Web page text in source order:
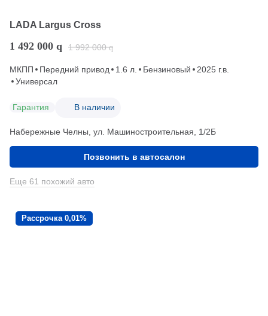
LADA Largus Cross
1 492 000 q 1 992 000 q
МКПП Передний привод 1.6 л. Бензиновый
2025 г.в.
Универсал
Гарантия В наличии
Набережные Челны, ул. Машиностроительная, 1/2Б
Позвонить в автосалон
Еще 61 похожий авто
Рассрочка 0,01%